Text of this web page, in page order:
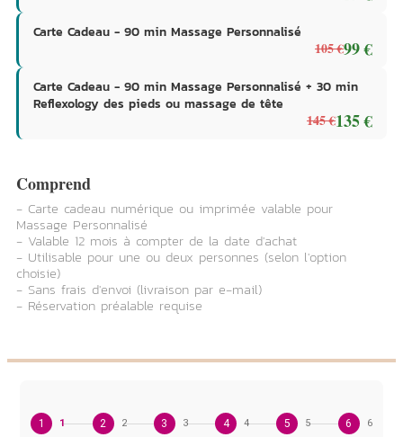
Carte Cadeau - 90 min Massage Personnalisé
105 €99 €
Carte Cadeau - 90 min Massage Personnalisé + 30 min
Reflexology des pieds ou massage de tête
145 €135 €
Comprend
- Carte cadeau numérique ou imprimée valable pour
Massage Personnalisé
- Valable 12 mois à compter de la date d'achat
- Utilisable pour une ou deux personnes (selon l'option
choisie)
- Sans frais d'envoi (livraison par e-mail)
- Réservation préalable requise
1 1 2 2 3 3 4 4 5 5 6 6